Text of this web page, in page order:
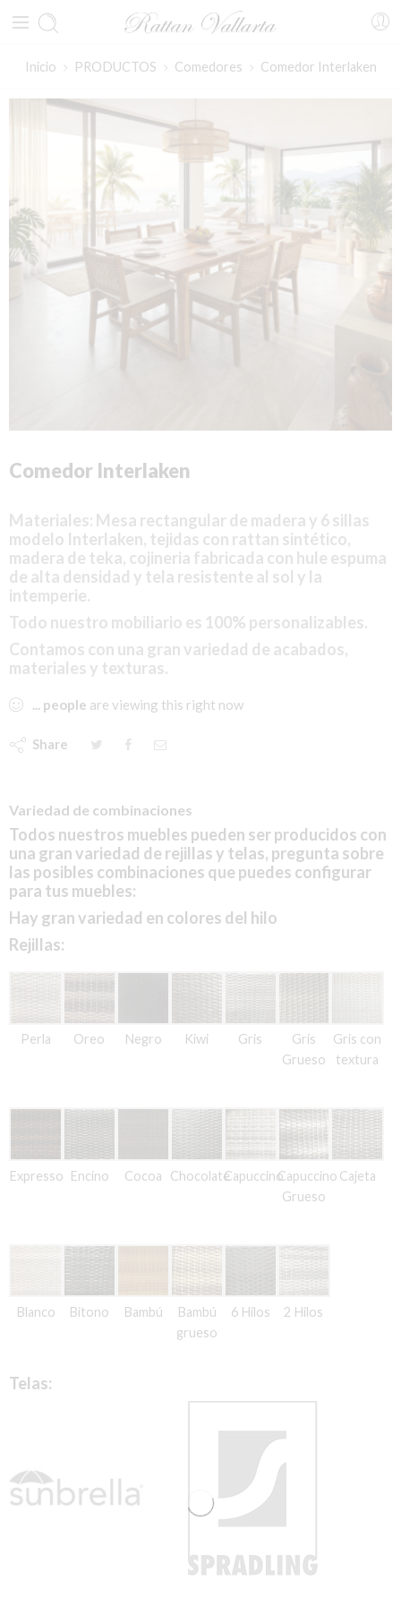
Inicio PRODUCTOS Comedores Comedor Interlaken
Comedor Interlaken
Materiales: Mesa rectangular de madera y 6 sillas
modelo Interlaken, tejidas con rattan sintético,
madera de teka, cojineria fabricada con hule espuma
de alta densidad y tela resistente al sol y la
intemperie.
Todo nuestro mobiliario es 100% personalizables.
Contamos con una gran variedad de acabados,
materiales y texturas.
... people are viewing this right now
Share
Variedad de combinaciones
Todos nuestros muebles pueden ser producidos con
una gran variedad de rejillas y telas, pregunta sobre
las posibles combinaciones que puedes configurar
para tus muebles:
Hay gran variedad en colores del hilo
Rejillas:
Perla Oreo Negro Kiwi Gris
Gris
Grueso
Gris con
textura
Expresso Encino Cocoa ChocolateCapuccinoCapuccino
Grueso
Cajeta
Blanco Bitono Bambú
Bambú
grueso
6 Hilos 2 Hilos
Telas: